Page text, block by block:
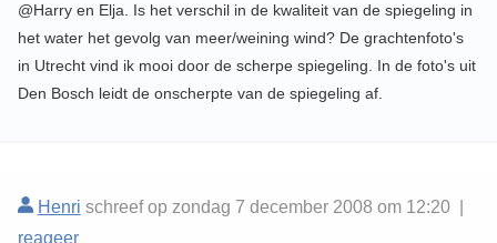
@Harry en Elja. Is het verschil in de kwaliteit van de spiegeling in
het water het gevolg van meer/weining wind? De grachtenfoto's
in Utrecht vind ik mooi door de scherpe spiegeling. In de foto's uit
Den Bosch leidt de onscherpte van de spiegeling af.
Henri schreef op zondag 7 december 2008 om 12:20 |
reageer